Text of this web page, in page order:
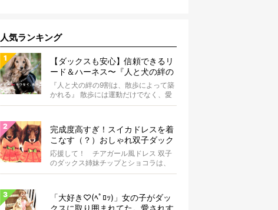
人気ランキング
【ダックスも安心】信頼できるリ
ード＆ハーネス〜『人と犬の絆の
9割は散歩によって築かれる』
WOLFGANG MAN＆BEAST〜
『人と犬の絆の9割は、散歩によって築
かれる』 散歩には運動だけでなく、愛
犬とオーナーの絆を深める重要な役割
完成度高すぎ！スイカドレスを着
こなす（？）おしゃれ双子ダック
スがもはやアイドル
応援して！ チアガール風ドレス 双子
のダックス姉妹チップとショコラは、
お揃いのスイカドレスを身にまとって
「大好き♡(ﾍﾟﾛｯ)」女の子がダッ